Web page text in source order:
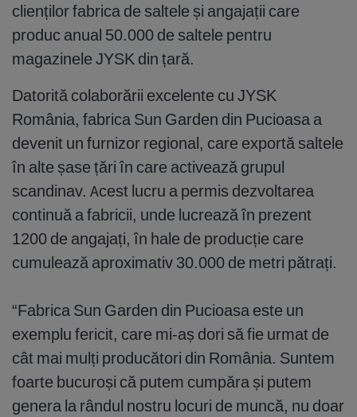
clienților fabrica de saltele și angajații care
produc anual 50.000 de saltele pentru
magazinele JYSK din țară.
Datorită colaborării excelente cu JYSK
România, fabrica Sun Garden din Pucioasa a
devenit un furnizor regional, care exportă saltele
în alte șase țări în care activează grupul
scandinav. Acest lucru a permis dezvoltarea
continuă a fabricii, unde lucrează în prezent
1200 de angajați, în hale de producție care
cumulează aproximativ 30.000 de metri pătrați.
“Fabrica Sun Garden din Pucioasa este un
exemplu fericit, care mi-aș dori să fie urmat de
cât mai mulți producători din România. Suntem
foarte bucuroși că putem cumpăra și putem
genera la rândul nostru locuri de muncă, nu doar